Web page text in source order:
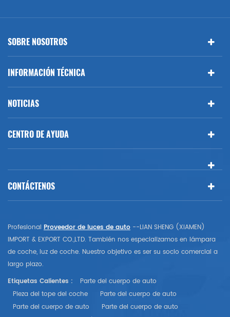
SOBRE NOSOTROS
INFORMACIÓN TÉCNICA
NOTICIAS
CENTRO DE AYUDA
CONTÁCTENOS
Profesional Proveedor de luces de auto --LIAN SHENG (XIAMEN)
IMPORT & EXPORT CO.,LTD. También nos especializamos en lámpara
de coche, luz de coche. Nuestro objetivo es ser su socio comercial a
largo plazo.
Etiquetas Calientes :
Parte del cuerpo de auto
Pieza del tope del coche
Parte del cuerpo de auto
Parte del cuerpo de auto
Parte del cuerpo de auto